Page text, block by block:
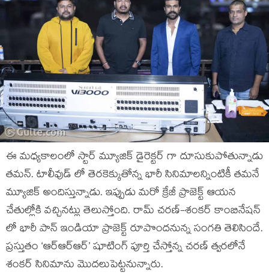
ఈ మధ్యకాలంలో స్టార్ మ్యూజిక్ డైరెక్టర్ గా దూసుకుపోతున్నాడు
తమన్. టాలీవుడ్ లో తెరకెక్కుతోన్న భారీ సినిమాలన్నింటికీ తమనే
మ్యూజిక్ అందిస్తున్నాడు. ఇప్పుడు మరో క్రేజీ ప్రాజెక్ట్ ఆయన
చేతుల్లోకి వచ్చినట్లు తెలుస్తోంది. రామ్ చరణ్-శంకర్ కాంబినేషన్
లో భారీ పాన్ ఇండియా ప్రాజెక్ట్ రూపొందనున్న సంగతి తెలిసిందే.
ప్రస్తుతం ‘ఆర్ఆర్ఆర్’ షూటింగ్ పూర్తి చేస్తోన్న చరణ్ త్వరలోనే
శంకర్ సినిమాను మొదలుపెట్టనున్నారు.